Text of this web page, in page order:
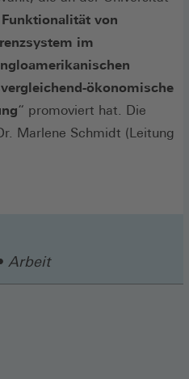
Funktionalität von
im
ökonomische
“ promoviert hat. Die
Marlene Schmidt (Leitung
Arbeit